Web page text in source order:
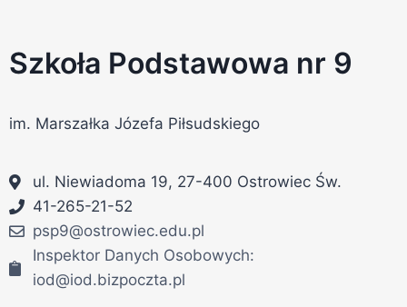
Szkoła Podstawowa nr 9
im. Marszałka Józefa Piłsudskiego
ul. Niewiadoma 19, 27-400 Ostrowiec Św.
41-265-21-52
psp9@ostrowiec.edu.pl
Inspektor Danych Osobowych:
iod@iod.bizpoczta.pl